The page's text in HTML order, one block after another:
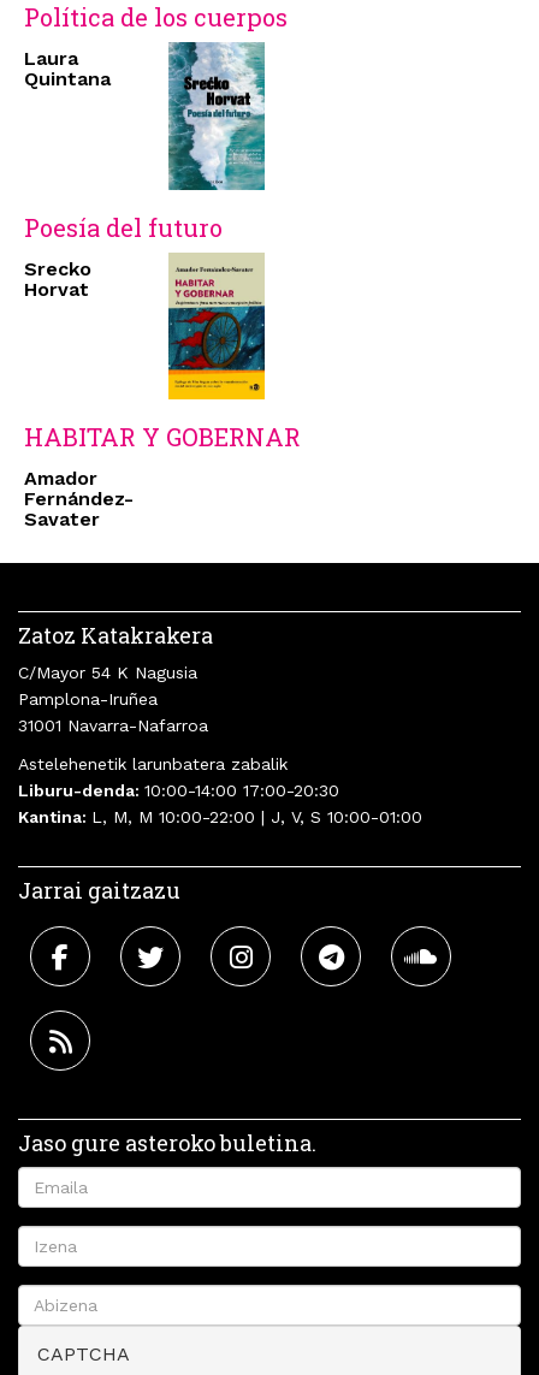
Política de los cuerpos
Laura
Quintana
Poesía del futuro
Srecko
Horvat
HABITAR Y GOBERNAR
Amador
Fernández-
Savater
Zatoz Katakrakera
C/Mayor 54 K Nagusia
Pamplona-Iruñea
31001 Navarra-Nafarroa
Astelehenetik larunbatera zabalik
Liburu-denda: 10:00-14:00 17:00-20:30
Kantina: L, M, M 10:00-22:00 | J, V, S 10:00-01:00
Jarrai gaitzazu
Jaso gure asteroko buletina.
CAPTCHA